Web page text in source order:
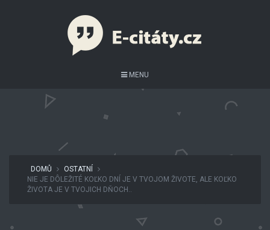
MENU
DOMŮ
OSTATNÍ
NIE JE DÔLEŽITÉ KOĽKO DNÍ JE V TVOJOM ŽIVOTE, ALE KOĽKO
ŽIVOTA JE V TVOJICH DŇOCH..